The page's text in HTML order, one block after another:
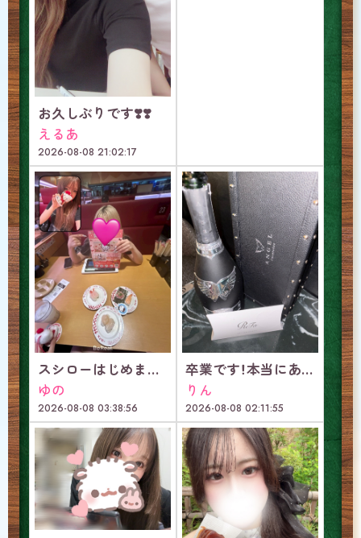
お久しぶりです❣️❣️
えるあ
2026-08-08 21:02:17
スシローはじめまして
ゆの
2026-08-08 03:38:56
卒業です！本当にありがとうございました！
りん
2026-08-08 02:11:55